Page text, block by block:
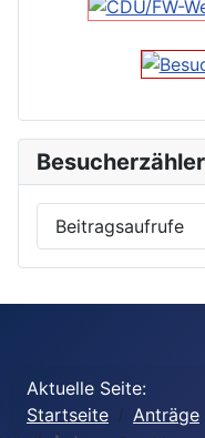
Besucherzähler
Beitragsaufrufe
Aktuelle Seite:
Startseite
Anträge